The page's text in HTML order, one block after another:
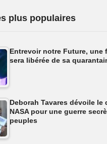
plus populaires
Entrevoir notre Future, une
sera libérée de sa
Deborah Tavares dévoile le
NASA pour une guerre
peuples